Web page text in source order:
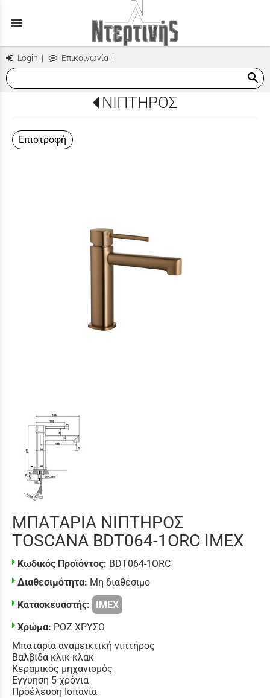
menu
Login | Επικοινωνία |
search
ΝΙΠΤΗΡΟΣ
Επιστροφή
ΜΠΑΤΑΡΙΑ ΝΙΠΤΗΡΟΣ
TOSCANA BDT064-1ORC IMEX
Κωδικός Προϊόντος: BDT064-1ORC
Διαθεσιμότητα: Μη διαθέσιμο
Κατασκευαστής:
IMEX
Χρώμα: ΡΟΖ ΧΡΥΣΟ
Μπαταρία αναμεικτική νιπτήρος
Βαλβίδα κλικ-κλακ
Κεραμικός μηχανισμός
Εγγύηση 5 χρόνια
Προέλευση Ισπανία